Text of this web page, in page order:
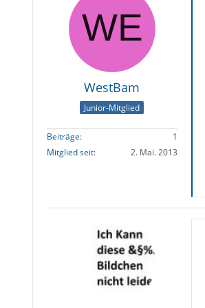
WestBam
Junior-Mitglied
Beiträge
1
Mitglied seit
2. Mai. 2013